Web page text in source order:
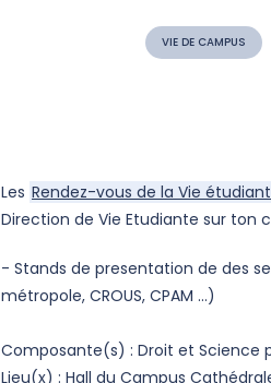
VIE DE CAMPUS
Les Rendez-vous de la Vie
Direction de Vie Etudiante sur ton
- Stands de presentation de des
métropole, CROUS, CPAM …)
Composante(s) : Droit et Science
Lieu(x) : Hall du Campus